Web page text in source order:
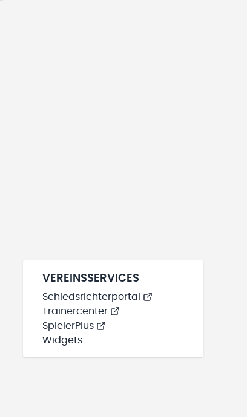
VEREINSSERVICES
Schiedsrichterportal
Trainercenter
SpielerPlus
Widgets